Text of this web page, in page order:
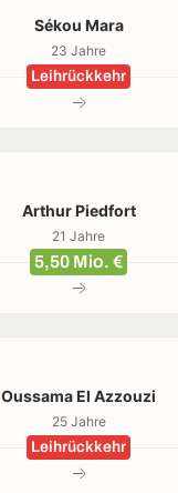
Sékou Mara
23 Jahre
Leihrückkehr
Arthur Piedfort
21 Jahre
5,50 Mio. €
Oussama El Azzouzi
25 Jahre
Leihrückkehr